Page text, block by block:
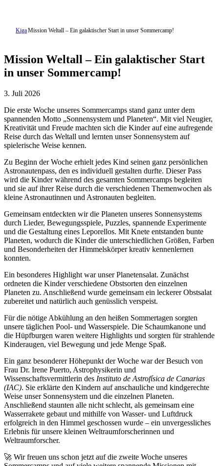
KigaMission Weltall – Ein galaktischer Start in unser Sommercamp!
Mission Weltall – Ein galaktischer Start
in unser Sommercamp!
3. Juli 2026
Die erste Woche unseres Sommercamps stand ganz unter dem
spannenden Motto „Sonnensystem und Planeten“. Mit viel Neugier,
Kreativität und Freude machten sich die Kinder auf eine aufregende
Reise durch das Weltall und lernten unser Sonnensystem auf
spielerische Weise kennen.
Zu Beginn der Woche erhielt jedes Kind seinen ganz persönlichen
Astronautenpass, den es individuell gestalten durfte. Dieser Pass
wird die Kinder während des gesamten Sommercamps begleiten
und sie auf ihrer Reise durch die verschiedenen Themenwochen als
kleine Astronautinnen und Astronauten begleiten.
Gemeinsam entdeckten wir die Planeten unseres Sonnensystems
durch Lieder, Bewegungsspiele, Puzzles, spannende Experimente
und die Gestaltung eines Leporellos. Mit Knete entstanden bunte
Planeten, wodurch die Kinder die unterschiedlichen Größen, Farben
und Besonderheiten der Himmelskörper kreativ kennenlernen
konnten.
Ein besonderes Highlight war unser Planetensalat. Zunächst
ordneten die Kinder verschiedene Obstsorten den einzelnen
Planeten zu. Anschließend wurde gemeinsam ein leckerer Obstsalat
zubereitet und natürlich auch genüsslich verspeist.
Für die nötige Abkühlung an den heißen Sommertagen sorgten
unsere täglichen Pool- und Wasserspiele. Die Schaumkanone und
die Hüpfburgen waren weitere Highlights und sorgten für strahlende
Kinderaugen, viel Bewegung und jede Menge Spaß.
Ein ganz besonderer Höhepunkt der Woche war der Besuch von
Frau Dr. Irene Puerto, Astrophysikerin und
Wissenschaftsvermittlerin des Instituto de Astrofísica de Canarias
(IAC). Sie erklärte den Kindern auf anschauliche und kindgerechte
Weise unser Sonnensystem und die einzelnen Planeten.
Anschließend staunten alle nicht schlecht, als gemeinsam eine
Wasserrakete gebaut und mithilfe von Wasser- und Luftdruck
erfolgreich in den Himmel geschossen wurde – ein unvergessliches
Erlebnis für unsere kleinen Weltraumforscherinnen und
Weltraumforscher.
🚀 Wir freuen uns schon jetzt auf die zweite Woche unseres